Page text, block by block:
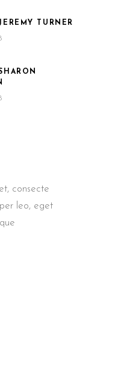
TURNER
consecte
leo, eget